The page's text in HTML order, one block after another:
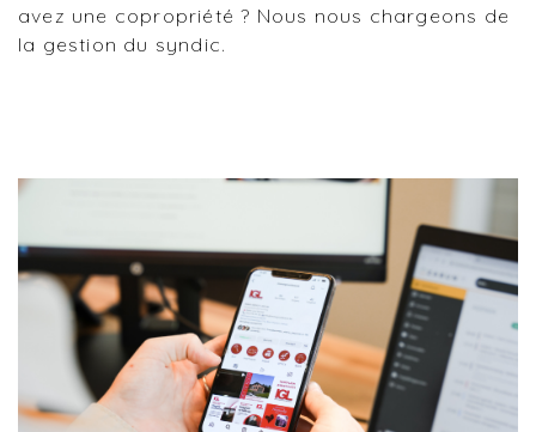
avez une copropriété ? Nous nous chargeons de
la gestion du syndic.